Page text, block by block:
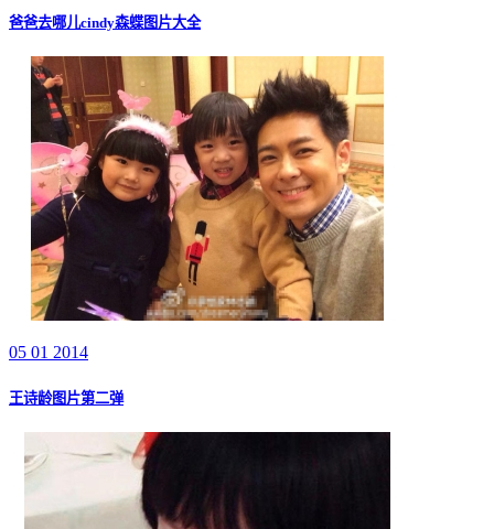
爸爸去哪儿cindy森蝶图片大全
05 01 2014
王诗龄图片第二弹